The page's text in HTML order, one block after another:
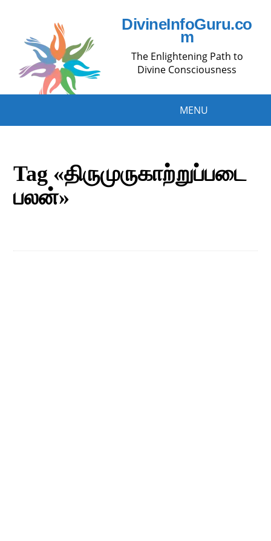
DivineInfoGuru.co
m
The Enlightening Path to
Divine Consciousness
MENU
Tag «திருமுருகாற்றுப்படை
பலன்»